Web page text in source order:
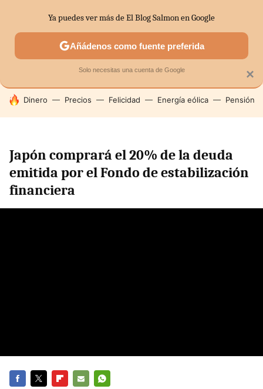
SECTORES ECONOMÍA DOMÉSTICA MERCADOS
HOY SE HABLA DE
Dinero Precios Felicidad Energía eólica Pensión
Japón comprará el 20% de la deuda
emitida por el Fondo de estabilización
financiera
×
Ya puedes ver más de El Blog Salmon en Google
Añádenos como fuente preferida
Solo necesitas una cuenta de Google